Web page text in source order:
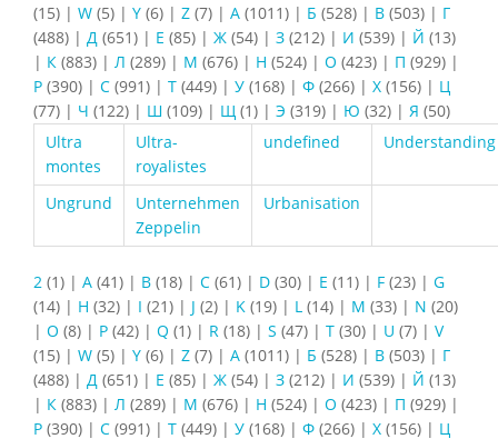
(15) | W (5) | Y (6) | Z (7) | А (1011) | Б (528) | В (503) | Г
(488) | Д (651) | Е (85) | Ж (54) | З (212) | И (539) | Й (13)
| К (883) | Л (289) | М (676) | Н (524) | О (423) | П (929) |
Р (390) | С (991) | Т (449) | У (168) | Ф (266) | Х (156) | Ц
(77) | Ч (122) | Ш (109) | Щ (1) | Э (319) | Ю (32) | Я (50)
Ultra
montes
Ultra-
royalistes
undefined Understanding
Ungrund
Unternehmen
Zeppelin
Urbanisation
2 (1) | A (41) | B (18) | C (61) | D (30) | E (11) | F (23) | G
(14) | H (32) | I (21) | J (2) | K (19) | L (14) | M (33) | N (20)
| O (8) | P (42) | Q (1) | R (18) | S (47) | T (30) | U (7) | V
(15) | W (5) | Y (6) | Z (7) | А (1011) | Б (528) | В (503) | Г
(488) | Д (651) | Е (85) | Ж (54) | З (212) | И (539) | Й (13)
| К (883) | Л (289) | М (676) | Н (524) | О (423) | П (929) |
Р (390) | С (991) | Т (449) | У (168) | Ф (266) | Х (156) | Ц